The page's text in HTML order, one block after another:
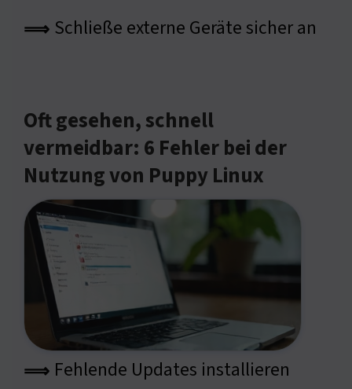
⟹ Schließe externe Geräte sicher an
Oft gesehen, schnell
vermeidbar: 6 Fehler bei der
Nutzung von Puppy Linux
⟹ Fehlende Updates installieren